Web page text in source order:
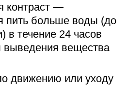
контраст —
пить больше воды (до
в течение 24 часов
выведения вещества
движению или уходу